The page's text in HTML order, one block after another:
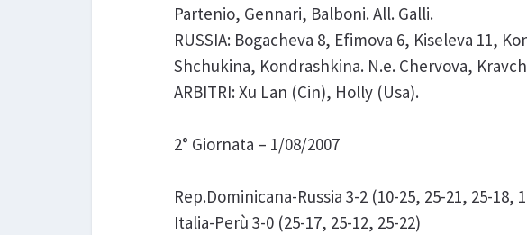
Partenio, Gennari, Balboni. All. Galli.
RUSSIA: Bogacheva 8, Efimova 6, Kiseleva 11,
Shchukina, Kondrashkina. N.e. Chervova,
ARBITRI: Xu Lan (Cin), Holly (Usa).
2° Giornata – 1/08/2007
Rep.Dominicana-Russia 3-2 (10-25, 25-21, 25-18,
Italia-Perù 3-0 (25-17, 25-12, 25-22)